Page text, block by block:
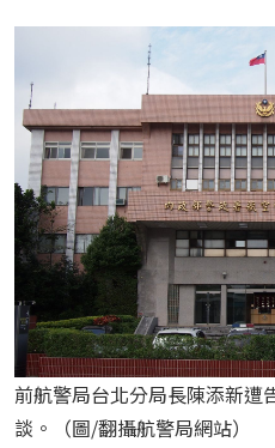
前航警局台北分局長陳添新遭
談。（圖/翻攝航警局網站）